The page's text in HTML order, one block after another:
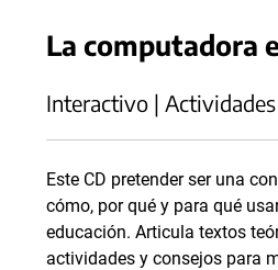
La computadora
Interactivo | Actividades
Este CD pretender ser una
cómo, por qué y para qué
educación. Articula textos
actividades y consejos para